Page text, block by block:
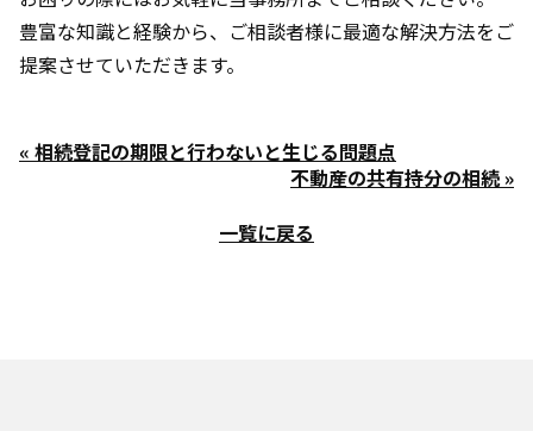
豊富な知識と経験から、ご相談者様に最適な解決方法をご
提案させていただきます。
« 相続登記の期限と行わないと生じる問題点
不動産の共有持分の相続 »
一覧に戻る